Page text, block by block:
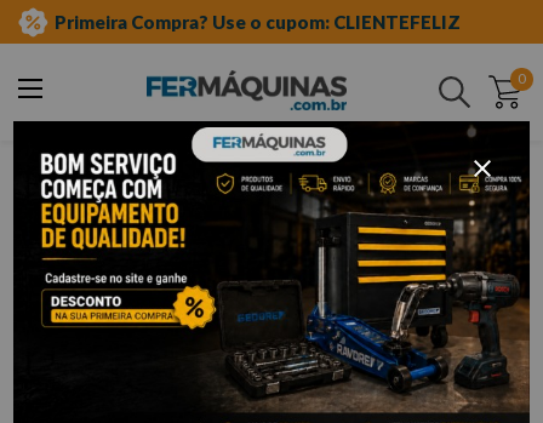
Primeira Compra? Use o cupom: CLIENTEFELIZ
0
Buscar
k&f
K&F
Filtrar